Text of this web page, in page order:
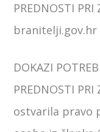
PREDNOSTI PRI
branitelji.gov.hr
DOKAZI
PREDNOSTI PRI
ostvarila pravo